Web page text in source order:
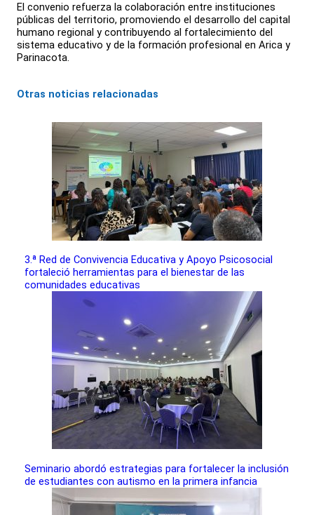
El convenio refuerza la colaboración entre instituciones
públicas del territorio, promoviendo el desarrollo del capital
humano regional y contribuyendo al fortalecimiento del
sistema educativo y de la formación profesional en Arica y
Parinacota.
Otras noticias relacionadas
3.ª Red de Convivencia Educativa y Apoyo Psicosocial
fortaleció herramientas para el bienestar de las
comunidades educativas
Seminario abordó estrategias para fortalecer la inclusión
de estudiantes con autismo en la primera infancia